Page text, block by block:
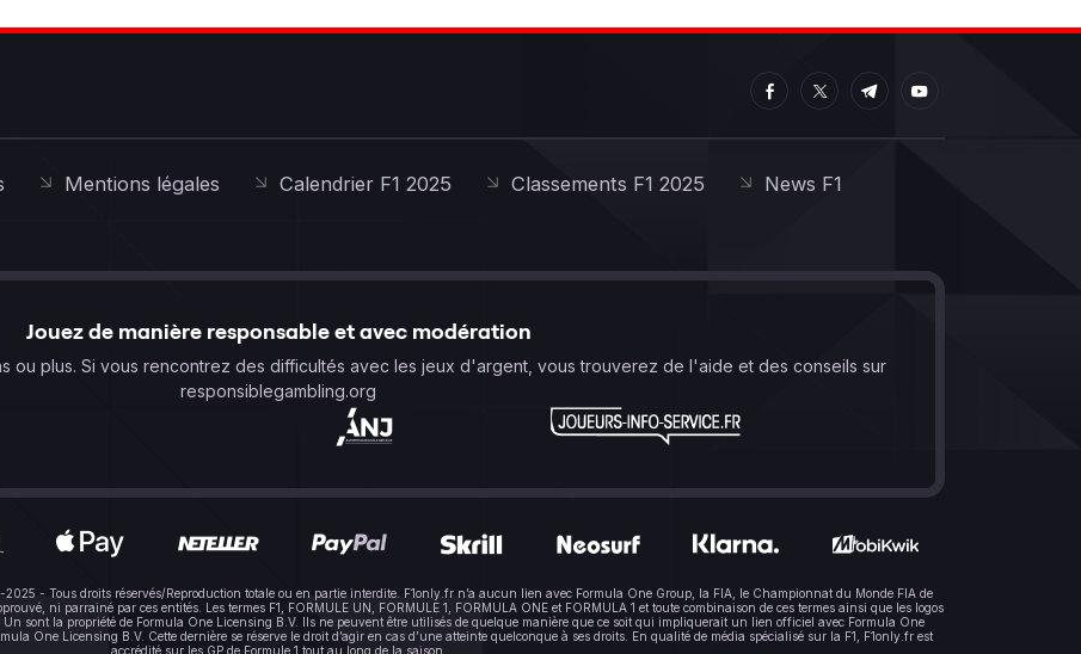
Mentions légales Calendrier F1 2025 Classements F1 2025
News F1
Jouez de manière responsable et avec modération
ou plus. Si vous rencontrez des difficultés avec les jeux d'argent, vous trouverez de l'aide et des conseils sur
responsiblegambling.org
- Tous droits réservés/Reproduction totale ou en partie interdite. F1only.fr n’a aucun lien avec Formula One Group, la FIA, le Championnat du Monde FIA de
ni parrainé par ces entités. Les termes F1, FORMULE UN, FORMULE 1, FORMULA ONE et FORMULA 1 et toute combinaison de ces termes ainsi que les logos
sont la propriété de Formula One Licensing B.V. Ils ne peuvent être utilisés de quelque manière que ce soit qui impliquerait un lien officiel avec Formula One
One Licensing B.V. Cette dernière se réserve le droit d’agir en cas d’une atteinte quelconque à ses droits. En qualité de média spécialisé sur la F1, F1only.fr est
accrédité sur les GP de Formule 1 tout au long de la saison.